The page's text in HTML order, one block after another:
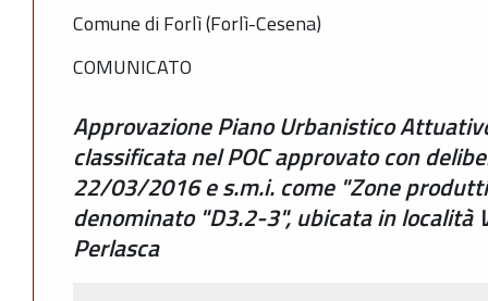
Comune di Forlì (Forlì-Cesena)
COMUNICATO
Approvazione Piano Urbanistico
classificata nel POC approvato con
22/03/2016 e s.m.i. come "Zone
denominato "D3.2-3", ubicata in località
Perlasca